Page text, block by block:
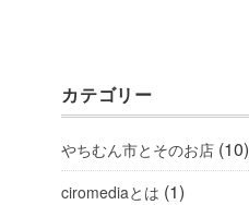
カテゴリー
やちむん市とそのお店 (10)
ciromediaとは (1)